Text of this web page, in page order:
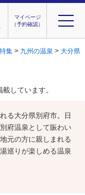
マイページ
（予約確認）
集 > 九州の温泉 > 大分県
しています。
る大分県別府市。日
府温泉として賑わい
元の方に親しまれる
巡りが楽しめる温泉